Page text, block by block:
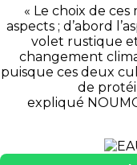
« Le choix de
aspects ; d’abord
volet rustique
changement
puisque ces deux
de
expliqué